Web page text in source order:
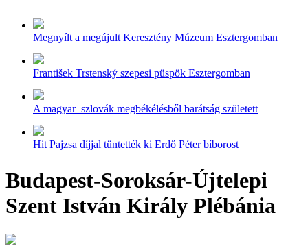
Megnyílt a megújult Keresztény Múzeum Esztergomban
František Trstenský szepesi püspök Esztergomban
A magyar–szlovák megbékélésből barátság született
Hit Pajzsa díjjal tüntették ki Erdő Péter bíborost
Budapest-Soroksár-Újtelepi
Szent István Király Plébánia